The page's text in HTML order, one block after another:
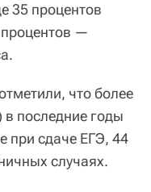
35 процентов
—
что более
в последние годы
при сдаче ЕГЭ, 44
случаях.